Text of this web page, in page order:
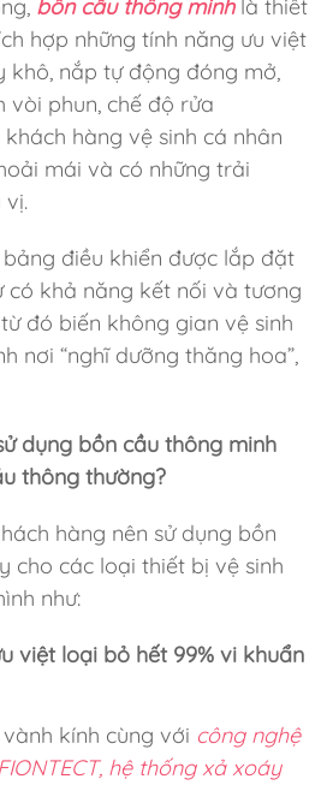
bồn cầu thông minhlà thiết
hợp những tính năng ưu việt
khô, nắp tự động đóng mở,
vòi phun, chế độ rửa
hàng vệ sinh cá nhân
mái và có những trải
vị.
điều khiển được lắp đặt
có khả năng kết nối và tương
đó biến không gian vệ sinh
nơi “nghĩ dưỡng thăng hoa”,
dụng bồn cầu thông minh
thông thường?
hàng nên sử dụng bồn
cho các loại thiết bị vệ sinh
như:
việt loại bỏ hết 99% vi khuẩn
kính cùng với công nghệ
hệ thống xả xoáy